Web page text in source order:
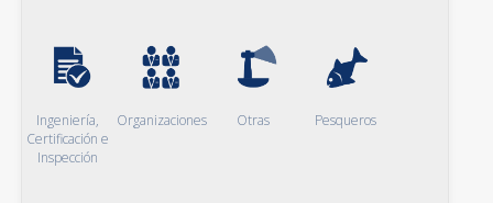
Ingeniería,
Certificación e
Inspección
Organizaciones Otras Pesqueros